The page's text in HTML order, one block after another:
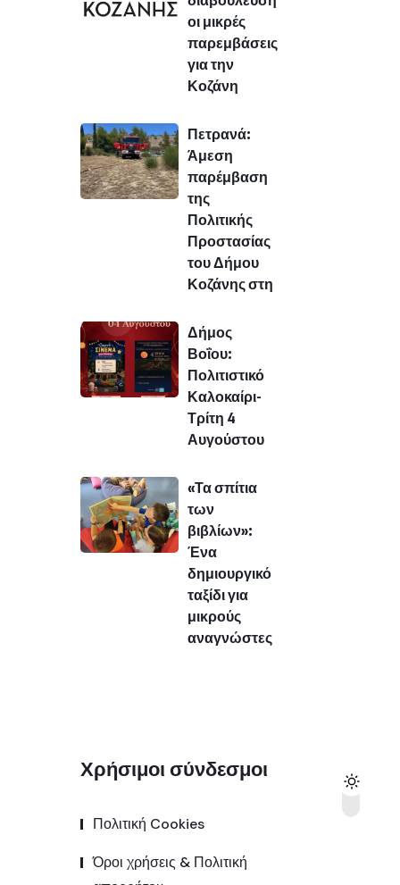
οι μικρές
παρεμβάσεις
για την
Κοζάνη
Πετρανά:
Άμεση
παρέμβαση
της
Πολιτικής
Προστασίας
του Δήμου
Κοζάνης στη
Δήμος
Βοΐου:
Πολιτιστικό
Καλοκαίρι-
Τρίτη 4
Αυγούστου
«Τα σπίτια
των
βιβλίων»:
Ένα
δημιουργικό
ταξίδι για
μικρούς
αναγνώστες
Χρήσιμοι σύνδεσμοι
Πολιτική Cookies
Όροι χρήσεις & Πολιτική